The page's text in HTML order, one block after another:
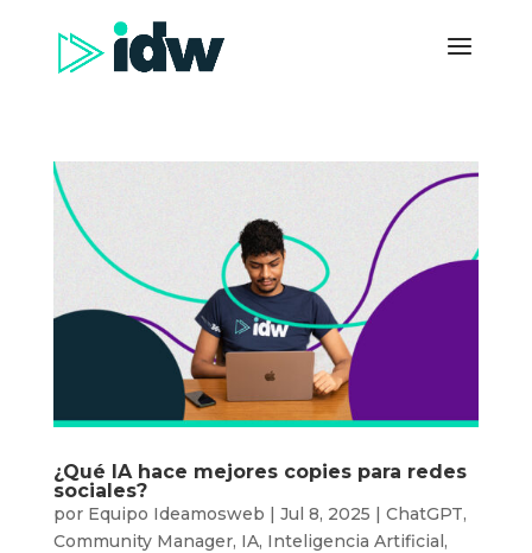
¿Qué IA hace mejores copies para redes
sociales?
por Equipo Ideamosweb | Jul 8, 2025 | ChatGPT,
Community Manager, IA, Inteligencia Artificial,